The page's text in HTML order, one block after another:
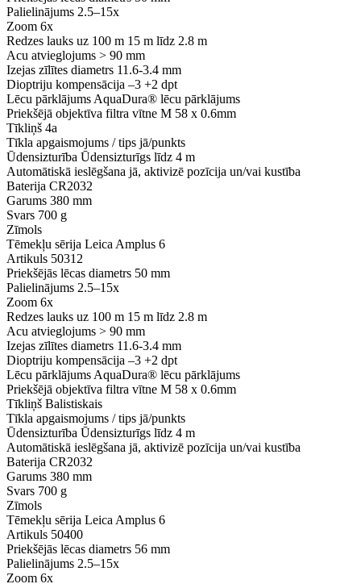
Palielinājums 2.5–15x
Zoom 6x
Redzes lauks uz 100 m 15 m līdz 2.8 m
Acu atvieglojums > 90 mm
Izejas zīlītes diametrs 11.6-3.4 mm
Dioptriju kompensācija –3 +2 dpt
Lēcu pārklājums AquaDura® lēcu pārklājums
Priekšējā objektīva filtra vītne M 58 x 0.6mm
Tīkliņš 4a
Tīkla apgaismojums / tips jā/punkts
Ūdensizturība Ūdensizturīgs līdz 4 m
Automātiskā ieslēgšana jā, aktivizē pozīcija un/vai kustība
Baterija CR2032
Garums 380 mm
Svars 700 g
Zīmols
Tēmekļu sērija Leica Amplus 6
Artikuls 50312
Priekšējās lēcas diametrs 50 mm
Palielinājums 2.5–15x
Zoom 6x
Redzes lauks uz 100 m 15 m līdz 2.8 m
Acu atvieglojums > 90 mm
Izejas zīlītes diametrs 11.6-3.4 mm
Dioptriju kompensācija –3 +2 dpt
Lēcu pārklājums AquaDura® lēcu pārklājums
Priekšējā objektīva filtra vītne M 58 x 0.6mm
Tīkliņš Balistiskais
Tīkla apgaismojums / tips jā/punkts
Ūdensizturība Ūdensizturīgs līdz 4 m
Automātiskā ieslēgšana jā, aktivizē pozīcija un/vai kustība
Baterija CR2032
Garums 380 mm
Svars 700 g
Zīmols
Tēmekļu sērija Leica Amplus 6
Artikuls 50400
Priekšējās lēcas diametrs 56 mm
Palielinājums 2.5–15x
Zoom 6x